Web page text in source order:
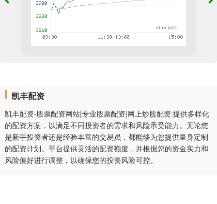
凯丰配资
凯丰配资-股票配资网站|专业股票配资|网上炒股配资:提供多样化
的配资方案，以满足不同投资者的需求和风险承受能力。无论您
是新手投资者还是经验丰富的交易员，都能够为您提供量身定制
的配资计划。平台提供灵活的配资额度，并根据您的资金实力和
风险偏好进行调整，以确保您的投资风险可控。